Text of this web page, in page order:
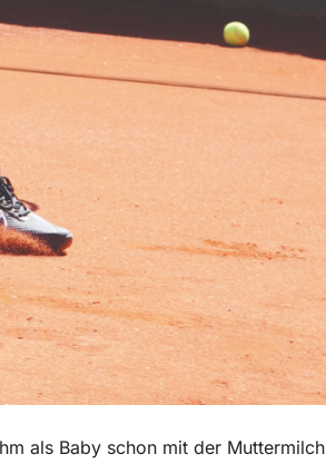
als Baby schon mit der Muttermilch